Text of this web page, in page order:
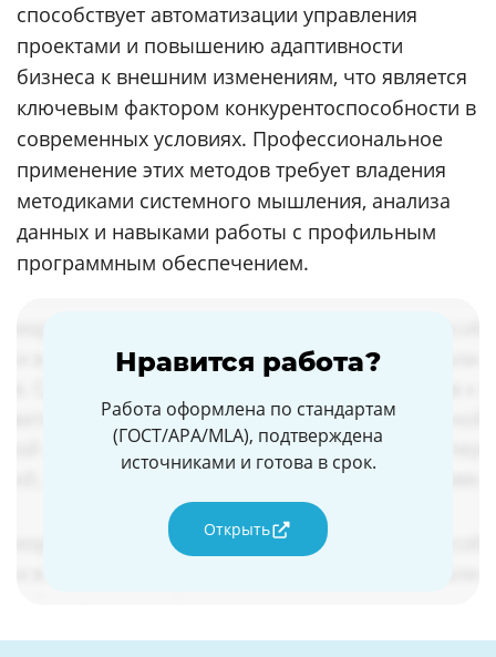
способствует автоматизации управления
проектами и повышению адаптивности
бизнеса к внешним изменениям, что является
ключевым фактором конкурентоспособности в
современных условиях. Профессиональное
применение этих методов требует владения
методиками системного мышления, анализа
данных и навыками работы с профильным
программным обеспечением.
Нравится работа?
Работа оформлена по стандартам
(ГОСТ/APA/MLA), подтверждена
источниками и готова в срок.
Открыть